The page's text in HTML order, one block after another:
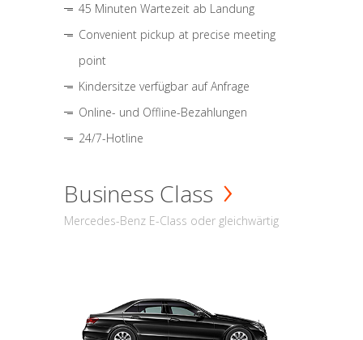
45 Minuten Wartezeit ab Landung
Convenient pickup at precise meeting
point
Kindersitze verfügbar auf Anfrage
Online- und Offline-Bezahlungen
24/7-Hotline
Business Class
Mercedes-Benz E-Class oder gleichwärtig